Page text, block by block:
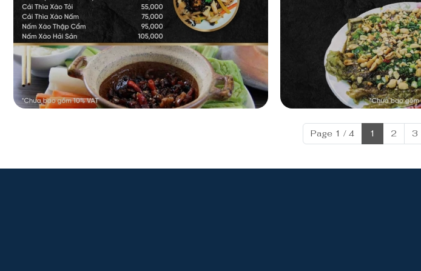
Page 1 / 4 1 2 3